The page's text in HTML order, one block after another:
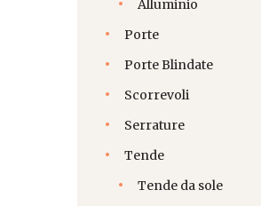
Alluminio
Porte
Porte Blindate
Scorrevoli
Serrature
Tende
Tende da sole